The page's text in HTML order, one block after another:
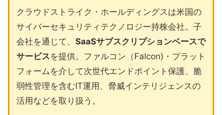
クラウドストライク・ホールディングスは米国の
サイバーセキュリティテクノロジー持株会社。子
会社を通じて、 SaaSサブスクリプションベースで
サービスを提供。ファルコン（Falcon)・プラット
フォームを介して次世代エンドポイント保護、脆
弱性管理を含むIT運用、脅威インテリジェンスの
活用などを取り扱う。